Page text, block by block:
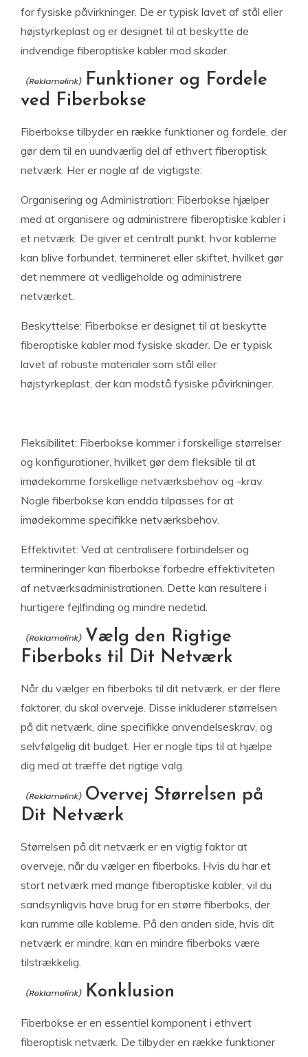
for fysiske påvirkninger. De er typisk lavet af stål eller
højstyrkeplast og er designet til at beskytte de
indvendige fiberoptiske kabler mod skader.
Funktioner og Fordele
ved Fiberbokse
Fiberbokse tilbyder en række funktioner og fordele, der
gør dem til en uundværlig del af ethvert fiberoptisk
netværk. Her er nogle af de vigtigste:
Organisering og Administration: Fiberbokse hjælper
med at organisere og administrere fiberoptiske kabler i
et netværk. De giver et centralt punkt, hvor kablerne
kan blive forbundet, termineret eller skiftet, hvilket gør
det nemmere at vedligeholde og administrere
netværket.
Beskyttelse: Fiberbokse er designet til at beskytte
fiberoptiske kabler mod fysiske skader. De er typisk
lavet af robuste materialer som stål eller
højstyrkeplast, der kan modstå fysiske påvirkninger.
Fleksibilitet: Fiberbokse kommer i forskellige størrelser
og konfigurationer, hvilket gør dem fleksible til at
imødekomme forskellige netværksbehov og -krav.
Nogle fiberbokse kan endda tilpasses for at
imødekomme specifikke netværksbehov.
Effektivitet: Ved at centralisere forbindelser og
termineringer kan fiberbokse forbedre effektiviteten
af netværksadministrationen. Dette kan resultere i
hurtigere fejlfinding og mindre nedetid.
Vælg den Rigtige
Fiberboks til Dit Netværk
Når du vælger en fiberboks til dit netværk, er der flere
faktorer, du skal overveje. Disse inkluderer størrelsen
på dit netværk, dine specifikke anvendelseskrav, og
selvfølgelig dit budget. Her er nogle tips til at hjælpe
dig med at træffe det rigtige valg.
Overvej Størrelsen på
Dit Netværk
Størrelsen på dit netværk er en vigtig faktor at
overveje, når du vælger en fiberboks. Hvis du har et
stort netværk med mange fiberoptiske kabler, vil du
sandsynligvis have brug for en større fiberboks, der
kan rumme alle kablerne. På den anden side, hvis dit
netværk er mindre, kan en mindre fiberboks være
tilstrækkelig.
Konklusion
Fiberbokse er en essentiel komponent i ethvert
fiberoptisk netværk. De tilbyder en række funktioner